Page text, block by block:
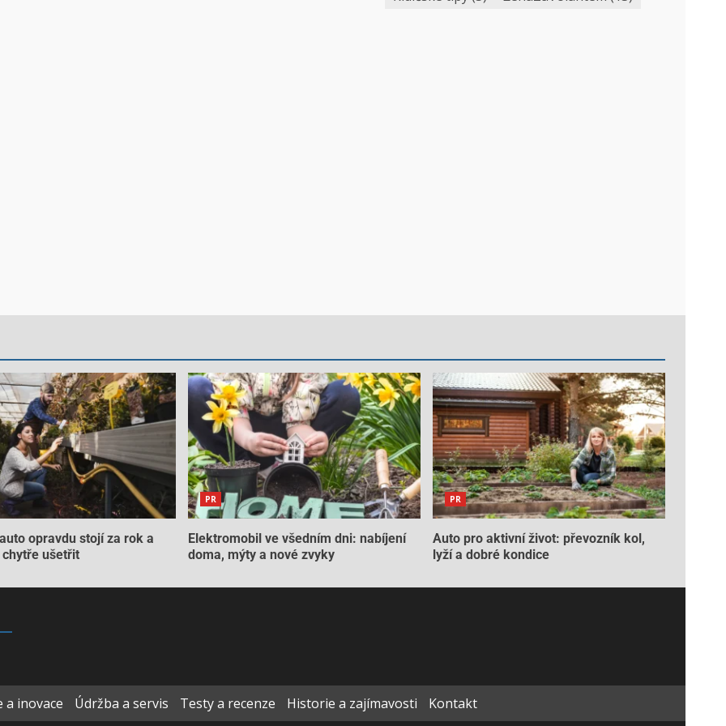
opravdu stojí za rok a
chytře ušetřit
PR
Elektromobil ve všedním dni: nabíjení
doma, mýty a nové zvyky
PR
Auto pro aktivní život: převozník kol,
lyží a dobré kondice
a inovace Údržba a servis Testy a recenze Historie a zajímavosti Kontakt